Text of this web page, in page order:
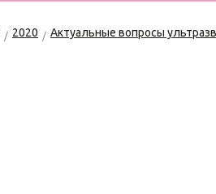
2020